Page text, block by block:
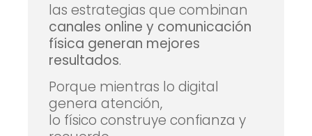
las estrategias que combinan
canales online y comunicación
física generan mejores
resultados.
Porque mientras lo digital
genera atención,
lo físico construye confianza y